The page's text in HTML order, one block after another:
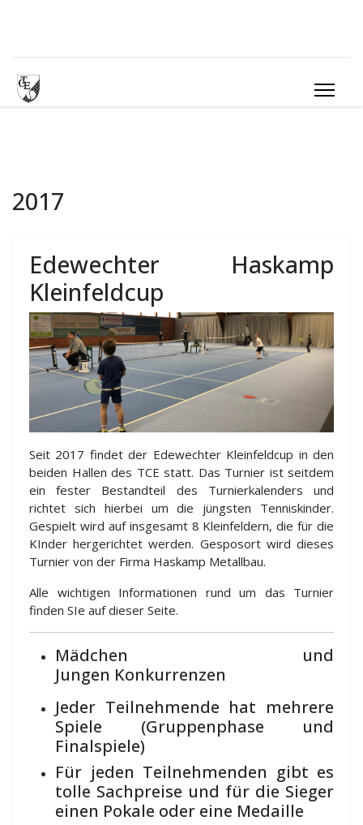
2017
Edewechter Haskamp
Kleinfeldcup
Seit 2017 findet der Edewechter Kleinfeldcup in den
beiden Hallen des TCE statt. Das Turnier ist seitdem
ein fester Bestandteil des Turnierkalenders und
richtet sich hierbei um die jüngsten Tenniskinder.
Gespielt wird auf insgesamt 8 Kleinfeldern, die für die
KInder hergerichtet werden. Gesposort wird dieses
Turnier von der Firma Haskamp Metallbau.
Alle wichtigen Informationen rund um das Turnier
finden SIe auf dieser Seite.
Mädchen und
Jungen Konkurrenzen
Jeder Teilnehmende hat mehrere
Spiele (Gruppenphase und
Finalspiele)
Für jeden Teilnehmenden gibt es
tolle Sachpreise und für die Sieger
einen Pokale oder eine Medaille